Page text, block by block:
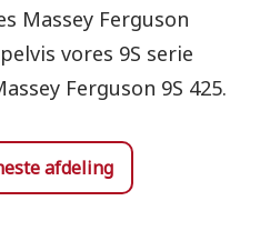
Massey Ferguson
vores 9S serie
Ferguson 9S 425.
afdeling